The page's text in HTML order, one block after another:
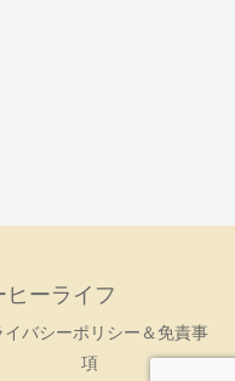
ーライフ
イバシーポリシー＆免責事
項